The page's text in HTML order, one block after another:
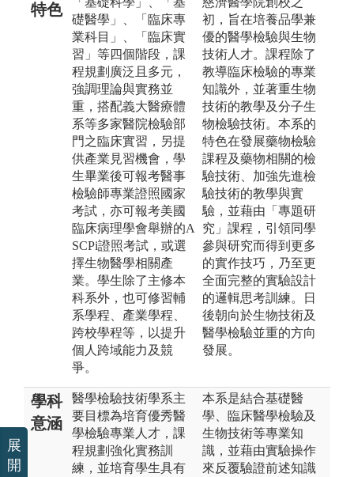
特色
礎醫學」、「臨床專
業科目」、「臨床實
習」等四個階段，課
程規劃廣泛且多元，
強調理論與實務並
重，搭配義大醫療體
系等多家醫院檢驗部
門之臨床實習，另提
供產業見習機會，學
生畢業後可報考醫事
檢驗師專業證照國家
考試，亦可報考美國
臨床病理學會舉辦的A
SCPi證照考試，或選
擇生物醫學相關產
業。學生除了主修本
科系外，也可修習輔
系學程、產業學程、
跨校學程等，以提升
個人跨域能力及競
爭。
初，旨在培養品學兼
優的醫學檢驗與生物
技術人才。課程除了
教導臨床檢驗的專業
知識外，並著重生物
技術的教學及分子生
物檢驗技術。本系的
特色在發展藥物檢驗
課程及藥物相關的檢
驗技術、加強先進檢
驗技術的教學與實
驗，並藉由「專題研
究」課程，引領同學
參與研究而得到更多
的實作技巧，乃至更
全面完整的實驗設計
的邏輯思考訓練。日
後朝向於生物技術及
醫學檢驗並重的方向
發展。
學科
意涵
醫學檢驗技術學系主
要目標為培育優秀醫
學檢驗專業人才，課
程規劃強化實務訓
練，並培育學生具有
本系是結合基礎醫
學、臨床醫學檢驗及
生物技術等專業知
識，並藉由實驗操作
來反覆驗證前述知識
展
開